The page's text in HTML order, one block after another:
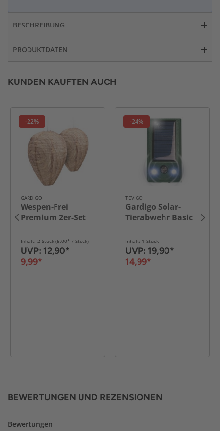
BESCHREIBUNG
PRODUKTDATEN
KUNDEN KAUFTEN AUCH
-22%
GARDIGO
Wespen-Frei
Premium 2er-Set
Inhalt: 2 Stück (5,00* / Stück)
UVP: 12,90*
9,99*
-24%
TEVIGO
Gardigo Solar-
Tierabwehr Basic
Inhalt: 1 Stück
UVP: 19,90*
14,99*
BEWERTUNGEN UND REZENSIONEN
Bewertungen